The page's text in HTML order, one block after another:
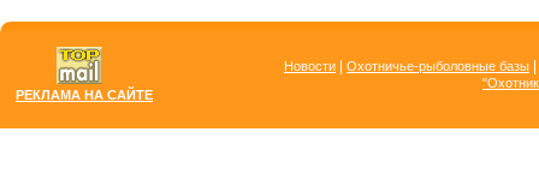
РЕКЛАМА НА САЙТЕ
Новости Охотничье-рыболовные базы